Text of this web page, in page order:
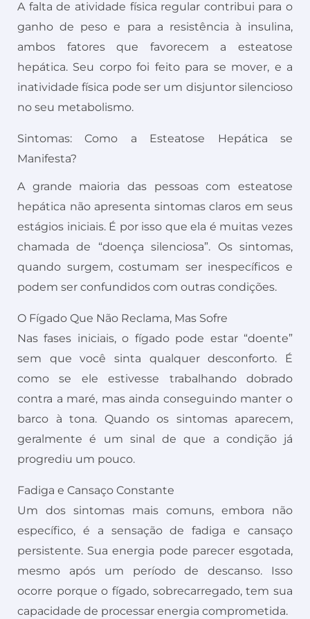
A falta de atividade física regular contribui para o
ganho de peso e para a resistência à insulina,
ambos fatores que favorecem a esteatose
hepática. Seu corpo foi feito para se mover, e a
inatividade física pode ser um disjuntor silencioso
no seu metabolismo.
Sintomas: Como a Esteatose Hepática se
Manifesta?
A grande maioria das pessoas com esteatose
hepática não apresenta sintomas claros em seus
estágios iniciais. É por isso que ela é muitas vezes
chamada de “doença silenciosa”. Os sintomas,
quando surgem, costumam ser inespecíficos e
podem ser confundidos com outras condições.
O Fígado Que Não Reclama, Mas Sofre
Nas fases iniciais, o fígado pode estar “doente”
sem que você sinta qualquer desconforto. É
como se ele estivesse trabalhando dobrado
contra a maré, mas ainda conseguindo manter o
barco à tona. Quando os sintomas aparecem,
geralmente é um sinal de que a condição já
progrediu um pouco.
Fadiga e Cansaço Constante
Um dos sintomas mais comuns, embora não
específico, é a sensação de fadiga e cansaço
persistente. Sua energia pode parecer esgotada,
mesmo após um período de descanso. Isso
ocorre porque o fígado, sobrecarregado, tem sua
capacidade de processar energia comprometida.